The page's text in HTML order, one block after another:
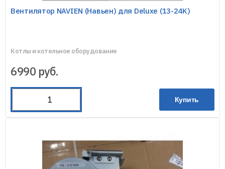
Вентилятор NAVIEN (Навьен) для Deluxe (13-24K)
Котлы и котельное оборудование
6990 руб.
Купить